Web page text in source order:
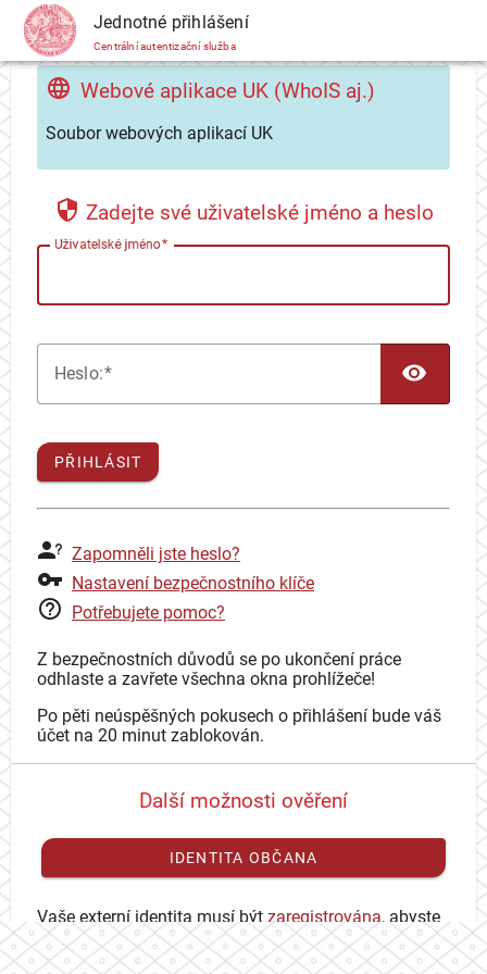
CAS Jednotné přihlášení
Centrální autentizační služba
Webové aplikace UK (WhoIS aj.)
Soubor webových aplikací UK
Zadejte své uživatelské jméno a heslo
Uživatelské jméno
Heslo:
PŘIHLÁSIT
Zapomněli jste heslo?
Nastavení bezpečnostního klíče
Potřebujete pomoc?
Z bezpečnostních důvodů se po ukončení práce
odhlaste a zavřete všechna okna prohlížeče!
Po pěti neúspěšných pokusech o přihlášení bude váš
účet na 20 minut zablokován.
Další možnosti ověření
IDENTITA OBČANA
Vaše externí identita musí být zaregistrována, abyste
se mohli přihlásit ke svému CAS účtu.